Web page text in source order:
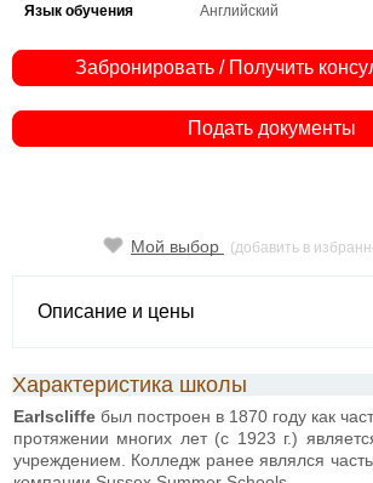
Язык обучения
Английский
Забронировать / Получить
Подать документы
Мой выбор (добавить в
Описание и цены
Характеристика школы
Earlscliffe был построен в 1870 году как
протяжении многих лет (с 1923 г.)
учреждением. Колледж ранее являлся